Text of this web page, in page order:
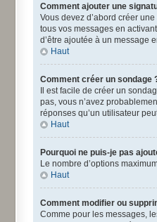
Comment ajouter une
Vous devez d’abord créer
tous vos messages en
d’être ajoutée à un message
Haut
Comment créer un sondage
Il est facile de créer un
pas, vous n’avez
réponses qu’un utilisateur
Haut
Pourquoi ne puis-je pas
Le nombre d’options
Haut
Comment modifier ou
Comme pour les messages,